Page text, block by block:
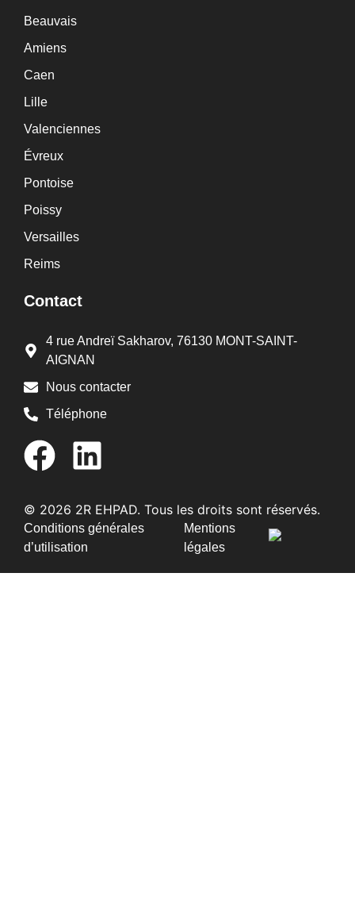
Beauvais
Amiens
Caen
Lille
Valenciennes
Évreux
Pontoise
Poissy
Versailles
Reims
Contact
4 rue Andreï Sakharov, 76130 MONT-SAINT-
AIGNAN
Nous contacter
Téléphone
© 2026 2R EHPAD. Tous les droits sont réservés.
Conditions générales
d’utilisation
Mentions
légales